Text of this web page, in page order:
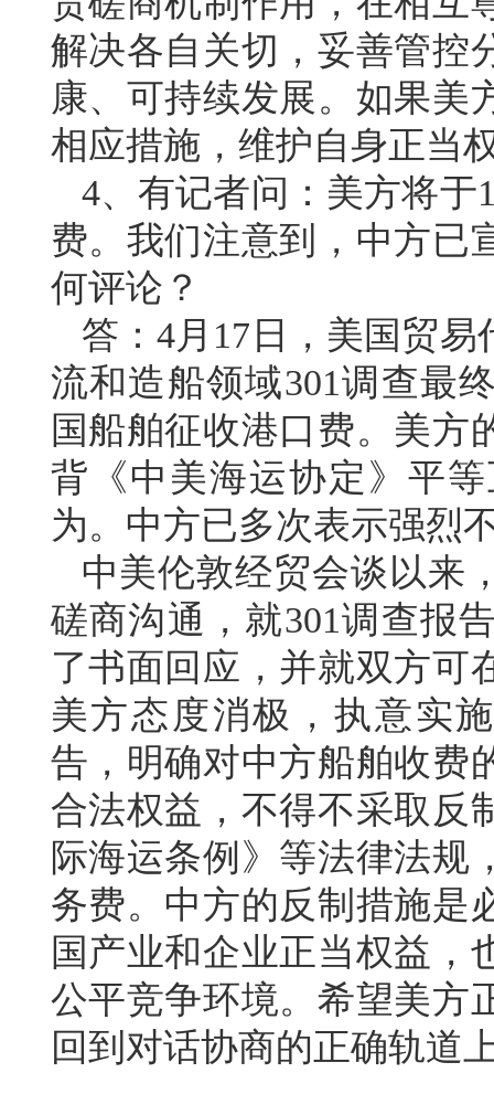
解决各自关切，妥善管控
康、可持续发展。如果美
相应措施，维护自身正当
4、有记者问：美方将于
费。我们注意到，中方已
何评论？
答：4月17日，美国贸
流和造船领域301调查最
国船舶征收港口费。美方
背《中美海运协定》平
为。中方已多次表示强烈
中美伦敦经贸会谈以来
磋商沟通，就301调查报
了书面回应，并就双方可
美方态度消极，执意实
告，明确对中方船舶收费
合法权益，不得不采取反
际海运条例》等法律法规
务费。中方的反制措施是
国产业和企业正当权益，
公平竞争环境。希望美方
回到对话协商的正确轨道